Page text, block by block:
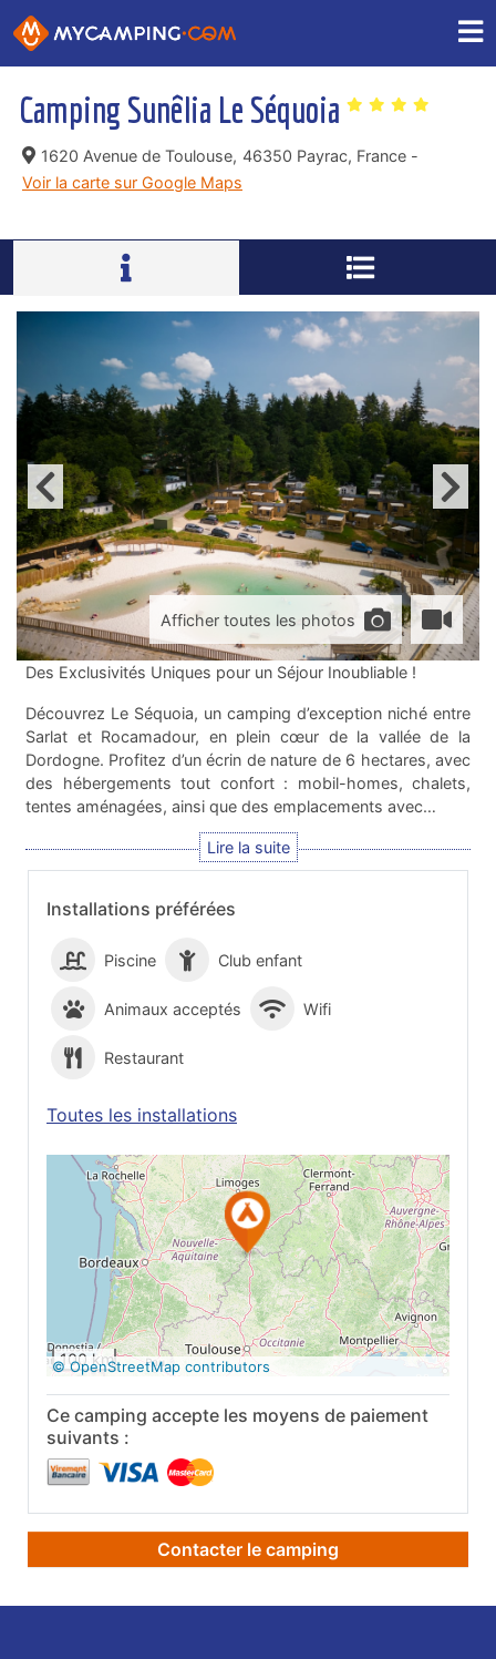
Camping Sunêlia Le Séquoia
1620 Avenue de Toulouse, 46350 Payrac, France -
Voir la carte sur Google Maps
Installations préférées
Piscine Club enfant
Animaux acceptés Wifi
Restaurant
Toutes les installations
Voir sur Google
Maps
100 km
© OpenStreetMap contributors
Ce camping accepte les moyens de paiement
suivants :
Contacter le camping
Afficher toutes les photos
Des Exclusivités Uniques pour un Séjour Inoubliable !
Découvrez Le Séquoia, un camping d’exception niché entre
Sarlat et Rocamadour, en plein cœur de la vallée de la
Dordogne. Profitez d’un écrin de nature de 6 hectares, avec
des hébergements tout confort : mobil-homes, chalets,
tentes aménagées, ainsi que des emplacements avec…